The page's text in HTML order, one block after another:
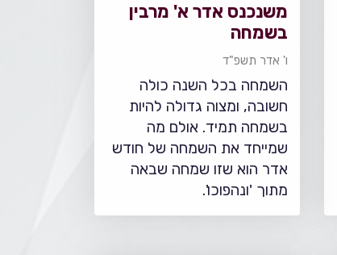
משנכנס אדר א' מרבין
בשמחה
ו' אדר תשפ"ד
השמחה בכל השנה כולה
חשובה, ומצוה גדולה להיות
בשמחה תמיד. אולם מה
שמייחד את השמחה של חודש
אדר הוא שזו שמחה שבאה
מתוך 'ונהפוכו'.